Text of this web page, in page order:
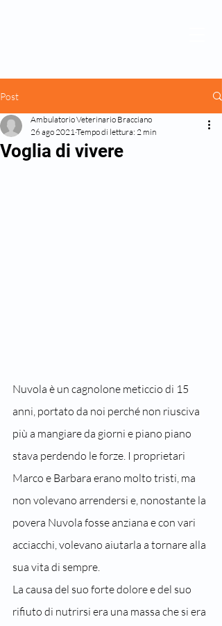
Post
Voglia di vivere
Ambulatorio Veterinario Bracciano
26 ago 2021Tempo di lettura: 2 min
Nuvola è un cagnolone meticcio di 15
anni, portato da noi perché non riusciva
più a mangiare da giorni e piano piano
stava perdendo le forze. I proprietari
Marco e Barbara erano molto tristi, ma
non volevano arrendersi e, nonostante la
povera Nuvola fosse anziana e con vari
acciacchi, volevano aiutarla a tornare alla
sua vita di sempre.
La causa del suo forte dolore e del suo
rifiuto di nutrirsi era una massa che si era